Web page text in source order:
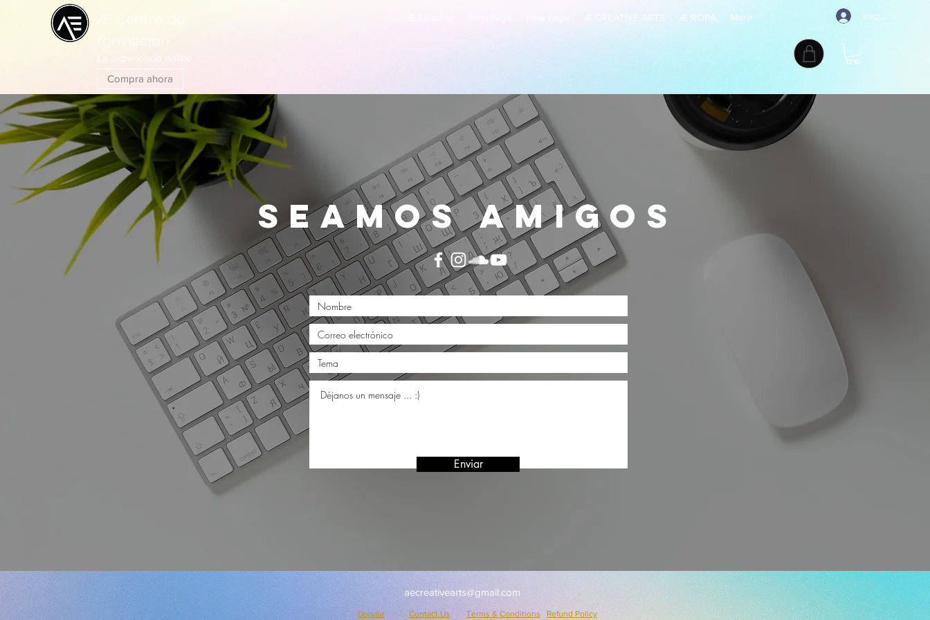
Æ Centro de
formación
La experiencia online
Compra ahora
Æ CREATIVE ARTS Æ ROPA More Iniciar sesión
seamos amigos
Enviar
aecreativearts@gmail.com
Donate Contact Us Terms & Conditions Refund Policy